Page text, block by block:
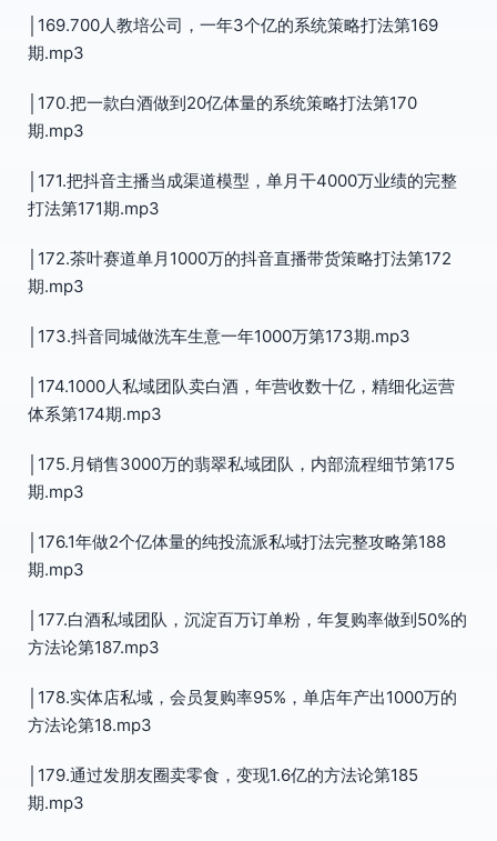
│169.700人教培公司，一年3个亿的系统策略打法第169
期.mp3
│170.把一款白酒做到20亿体量的系统策略打法第170
期.mp3
│171.把抖音主播当成渠道模型，单月干4000万业绩的完整
打法第171期.mp3
│172.茶叶赛道单月1000万的抖音直播带货策略打法第172
期.mp3
│173.抖音同城做洗车生意一年1000万第173期.mp3
│174.1000人私域团队卖白酒，年营收数十亿，精细化运营
体系第174期.mp3
│175.月销售3000万的翡翠私域团队，内部流程细节第175
期.mp3
│176.1年做2个亿体量的纯投流派私域打法完整攻略第188
期.mp3
│177.白酒私域团队，沉淀百万订单粉，年复购率做到50%的
方法论第187.mp3
│178.实体店私域，会员复购率95%，单店年产出1000万的
方法论第18.mp3
│179.通过发朋友圈卖零食，变现1.6亿的方法论第185
期.mp3